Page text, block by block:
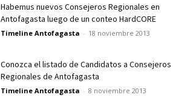
Habemus nuevos Consejeros Regionales en
Antofagasta luego de un conteo HardCORE
Timeline Antofagasta - 18 noviembre 2013
Conozca el listado de Candidatos a Consejeros
Regionales de Antofagasta
Timeline Antofagasta - 8 noviembre 2013